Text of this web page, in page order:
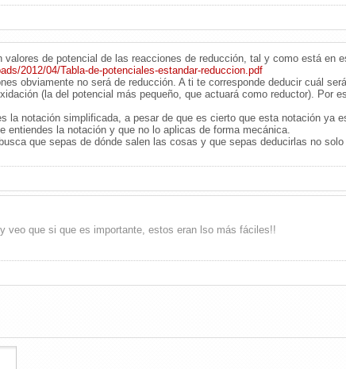
valores de potencial de las reacciones de reducción, tal y como está en
2012/04/Tabla-de-potenciales-estandar-reduccion.pdf
obviamente no será de reducción. A ti te corresponde deducir cuál
(la del potencial más pequeño, que actuará como reductor). Por
la notación simplificada, a pesar de que es cierto que esta notación ya
entiendes la notación y que no lo aplicas de forma mecánica.
que sepas de dónde salen las cosas y que sepas deducirlas no solo
veo que si que es importante, estos eran lso más fáciles!!